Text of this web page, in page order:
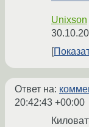
Unixson
Ответ на:
20:42:43 +00:00